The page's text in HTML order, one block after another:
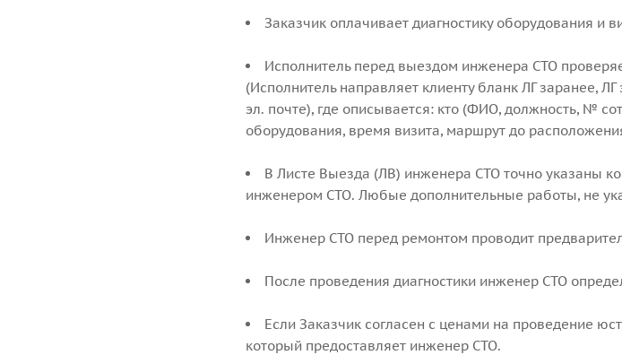
Заказчик оплачивает диагностику оборудования и
Исполнитель перед выездом инженера СТО
(Исполнитель направляет клиенту бланк ЛГ заранее,
эл. почте), где описывается: кто (ФИО, должность, №
оборудования, время визита, маршрут до
В Листе Выезда (ЛВ) инженера СТО точно указаны
инженером СТО. Любые дополнительные работы, не
Инженер СТО перед ремонтом проводит
После проведения диагностики инженер СТО
Если Заказчик согласен с ценами на проведение
который предоставляет инженер СТО.